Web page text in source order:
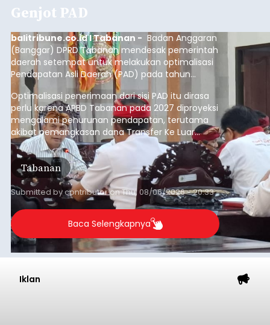
Genjot PAD
balitribune.co.id I Tabanan - Badan Anggaran
(Banggar) DPRD Tabanan mendesak pemerintah
daerah setempat untuk melakukan optimalisasi
Pendapatan Asli Daerah (PAD) pada tahun
anggaran 2027.
Optimalisasi penerimaan dari sisi PAD itu dirasa
perlu karena APBD Tabanan pada 2027 diproyeksi
mengalami penurunan pendapatan, terutama
akibat pemangkasan dana Transfer Ke Luar
Daerah (TKD) dari pemerintah pusat.
Tabanan
Submitted bycontributoronThu, 08/06/2026 - 20:33
Baca Selengkapnya
Iklan